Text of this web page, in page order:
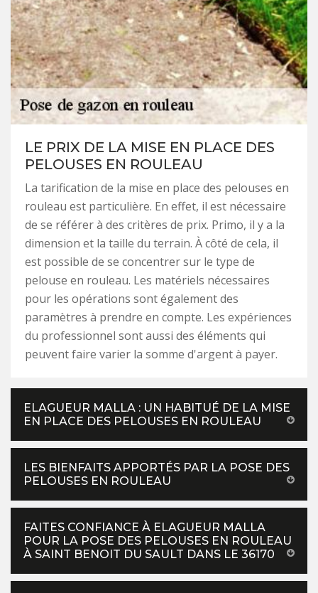
LE PRIX DE LA MISE EN PLACE DES
PELOUSES EN ROULEAU
La tarification de la mise en place des pelouses en
rouleau est particulière. En effet, il est nécessaire
de se référer à des critères de prix. Primo, il y a la
dimension et la taille du terrain. À côté de cela, il
est possible de se concentrer sur le type de
pelouse en rouleau. Les matériels nécessaires
pour les opérations sont également des
paramètres à prendre en compte. Les expériences
du professionnel sont aussi des éléments qui
peuvent faire varier la somme d'argent à payer.
ELAGUEUR MALLA : UN HABITUÉ DE LA MISE
EN PLACE DES PELOUSES EN ROULEAU
LES BIENFAITS APPORTÉS PAR LA POSE DES
PELOUSES EN ROULEAU
FAITES CONFIANCE À ELAGUEUR MALLA
POUR LA POSE DES PELOUSES EN ROULEAU
À SAINT BENOIT DU SAULT DANS LE 36170